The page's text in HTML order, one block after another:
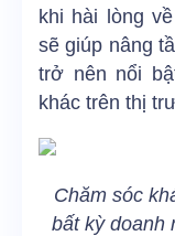
khi hài lòng
sẽ giúp nâng
trở nên nổi
khác trên thị
Chăm sóc
bất kỳ doanh